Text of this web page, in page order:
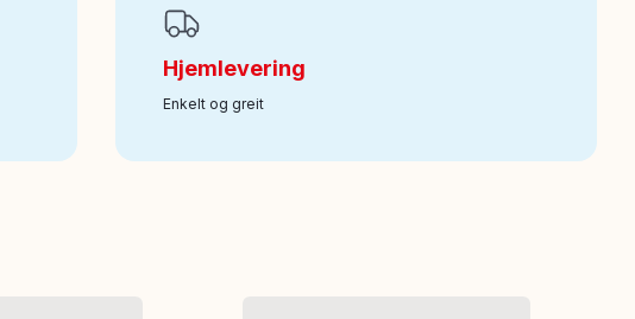
Hjemlevering
Enkelt og greit